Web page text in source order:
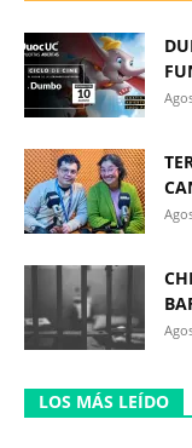
LOS MÁS LEÍDO